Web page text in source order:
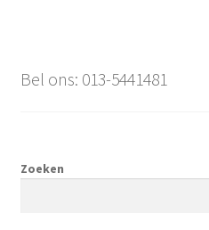
Bel ons: 013-5441481
Zoeken